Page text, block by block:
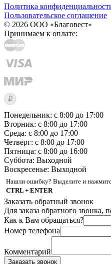
Политика
Пользовательское соглашение
© 2026 ООО «Благовест»
Принимаем к оплате:
Понедельник: с 8:00 до 17:00
Вторник: с 8:00 до 17:00
Среда: с 8:00 до 17:00
Четверг: с 8:00 до 17:00
Пятница: с 8:00 до 16:00
Суббота: Выходной
Воскресенье: Выходной
Нашли ошибку? Выделите и
CTRL + ENTER
Заказать обратный звонок
Для заказа обратного звонка,
Как к Вам обращаться?
Номер телефона
Комментарий
Заказать звонок